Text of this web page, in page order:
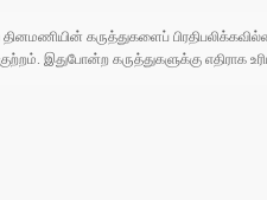
கருத்துகளைப்
இதுபோன்ற கருத்துகளுக்கு எதிராக